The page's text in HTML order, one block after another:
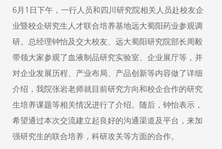
6月1日下午，一行人员和四川研究院相关人员赴校友企
业暨校企研究生人才联合培养基地远大蜀阳药业参观调
研。总经理钟怡及交大校友、远大蜀阳研究院部长周毅
带领大家参观了血液制品研究实验室、企业展厅等，并
对企业发展历程、产业布局、产品创新等内容做了详细
介绍，我院张岩老师就目前研究方向和校企合作的研究
生培养课题等相关情况进行了介绍。随后，钟怡表示，
希望通过本次交流建立起良好的沟通渠道及平台，来加
强研究生的联合培养，科研攻关等方面的合作。